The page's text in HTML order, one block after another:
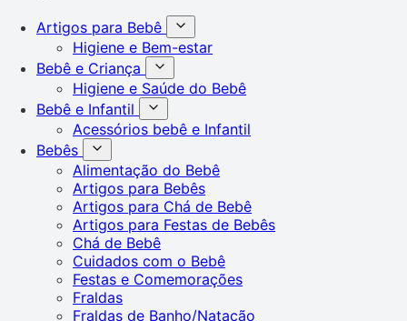
Artigos para Bebê
Higiene e Bem-estar
Bebê e Criança
Higiene e Saúde do Bebê
Bebê e Infantil
Acessórios bebê e Infantil
Bebês
Alimentação do Bebê
Artigos para Bebês
Artigos para Chá de Bebê
Artigos para Festas de Bebês
Chá de Bebê
Cuidados com o Bebê
Festas e Comemorações
Fraldas
Fraldas de Banho/Natação